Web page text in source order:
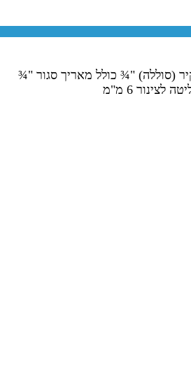
(סוללה) "¾ כולל מאריך סגור "¾
6 מ"מ